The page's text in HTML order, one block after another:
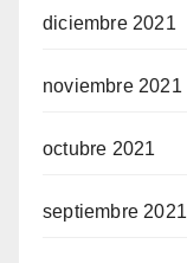
diciembre 2021
noviembre 2021
octubre 2021
septiembre 2021